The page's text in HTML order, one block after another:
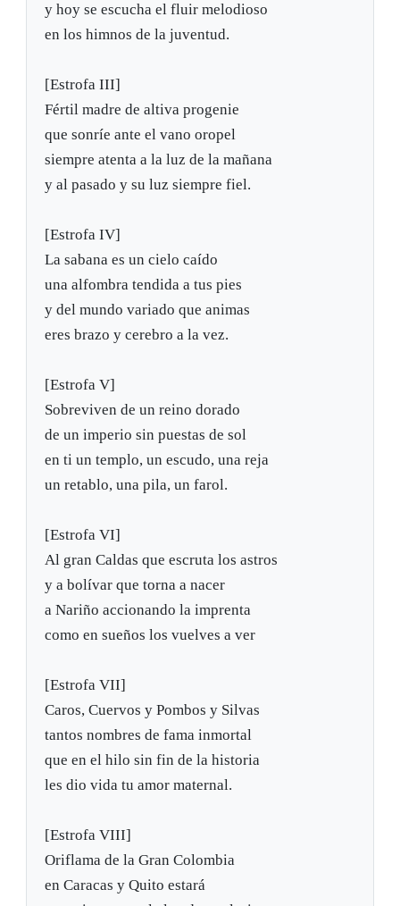
y hoy se escucha el fluir melodioso
en los himnos de la juventud.
[Estrofa III]
Fértil madre de altiva progenie
que sonríe ante el vano oropel
siempre atenta a la luz de la mañana
y al pasado y su luz siempre fiel.
[Estrofa IV]
La sabana es un cielo caído
una alfombra tendida a tus pies
y del mundo variado que animas
eres brazo y cerebro a la vez.
[Estrofa V]
Sobreviven de un reino dorado
de un imperio sin puestas de sol
en ti un templo, un escudo, una reja
un retablo, una pila, un farol.
[Estrofa VI]
Al gran Caldas que escruta los astros
y a bolívar que torna a nacer
a Nariño accionando la imprenta
como en sueños los vuelves a ver
[Estrofa VII]
Caros, Cuervos y Pombos y Silvas
tantos nombres de fama inmortal
que en el hilo sin fin de la historia
les dio vida tu amor maternal.
[Estrofa VIII]
Oriflama de la Gran Colombia
en Caracas y Quito estará